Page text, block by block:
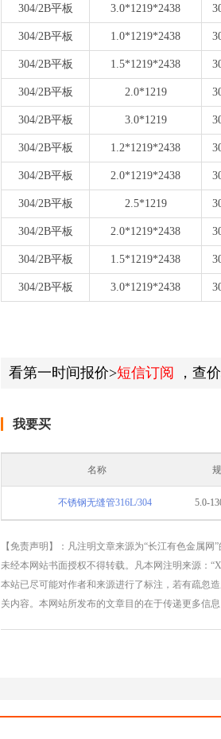
304/2B平板 3.0*1219*2438
304/2B平板 1.0*1219*2438
304/2B平板 1.5*1219*2438
304/2B平板 2.0*1219
304/2B平板 3.0*1219
304/2B平板 1.2*1219*2438
304/2B平板 2.0*1219*2438
304/2B平板 2.5*1219
304/2B平板 2.0*1219*2438
304/2B平板 1.5*1219*2438
304/2B平板 3.0*1219*2438
看第一时间报价>短信订阅 ，查
我要买
名称
不锈钢无缝管316L/304 5.0-
【免责声明】：凡注明文章来源为“长江有色金属
未经本网站书面授权不得转载。凡本网注明来源：
本站已尽可能对作者和来源进行了标注，若有疏忽
关内容。本网站所发布的文章目的在于传递更多信